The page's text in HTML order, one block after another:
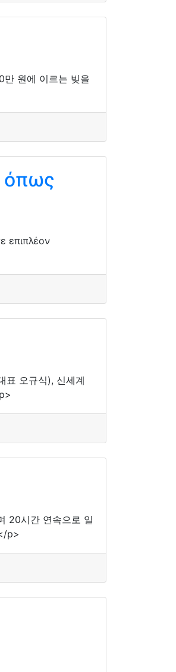
원에 이르는 빚을
όπως
επιπλέον
표 오규식), 신세계
20시간 연속으로 일
p>